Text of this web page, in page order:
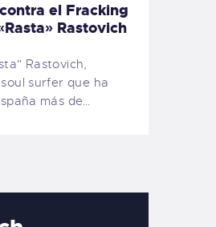
el Fracking
Rastovich
Rastovich,
surfer que ha
más de…